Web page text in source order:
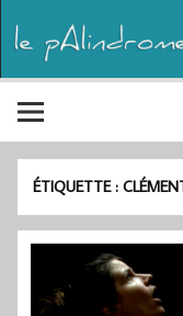
ÉTIQUETTE :